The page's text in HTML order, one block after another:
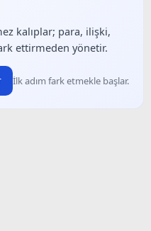
kalıplar; para, ilişki,
ettirmeden yönetir.
İlk adım fark etmekle başlar.